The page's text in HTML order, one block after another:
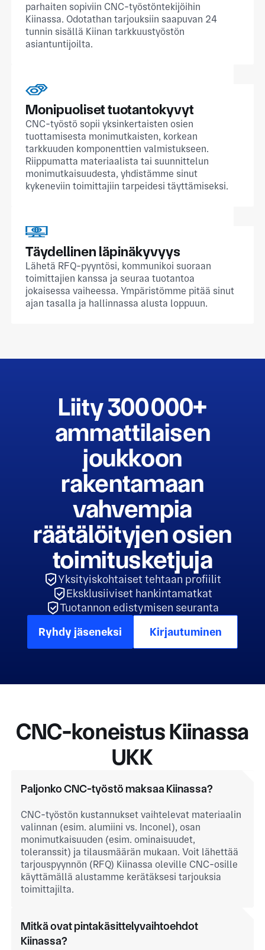
parhaiten sopiviin CNC-työstöntekijöihin
Kiinassa. Odotathan tarjouksiin saapuvan 24
tunnin sisällä Kiinan tarkkuustyöstön
asiantuntijoilta.
Monipuoliset tuotantokyvyt
CNC-työstö sopii yksinkertaisten osien
tuottamisesta monimutkaisten, korkean
tarkkuuden komponenttien valmistukseen.
Riippumatta materiaalista tai suunnittelun
monimutkaisuudesta, yhdistämme sinut
kykeneviin toimittajiin tarpeidesi täyttämiseksi.
Täydellinen läpinäkyvyys
Lähetä RFQ-pyyntösi, kommunikoi suoraan
toimittajien kanssa ja seuraa tuotantoa
jokaisessa vaiheessa. Ympäristömme pitää sinut
ajan tasalla ja hallinnassa alusta loppuun.
Liity 300 000+
ammattilaisen
joukkoon
rakentamaan
vahvempia
räätälöityjen osien
toimitusketjuja
Yksityiskohtaiset tehtaan profiilit
Eksklusiiviset hankintamatkat
Tuotannon edistymisen seuranta
Ryhdy jäseneksi
Kirjautuminen
CNC-koneistus Kiinassa
UKK
Paljonko CNC-työstö maksaa Kiinassa?
CNC-työstön kustannukset vaihtelevat materiaalin
valinnan (esim. alumiini vs. Inconel), osan
monimutkaisuuden (esim. ominaisuudet,
toleranssit) ja tilausmäärän mukaan. Voit lähettää
tarjouspyynnön (RFQ) Kiinassa oleville CNC-osille
käyttämällä alustamme kerätäksesi tarjouksia
toimittajilta.
Mitkä ovat pintakäsittelyvaihtoehdot
Kiinassa?